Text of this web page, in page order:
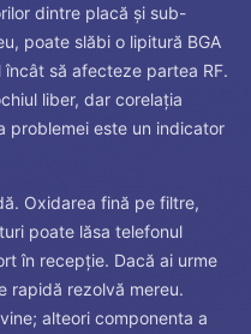
dintre placă și sub-
poate slăbi o lipitură BGA
să afecteze partea RF.
liber, dar corelația
problemei este un indicator
Oxidarea fină pe filtre,
poate lăsa telefonul
în recepție. Dacă ai urme
rapidă rezolvă mereu.
alteori componenta a